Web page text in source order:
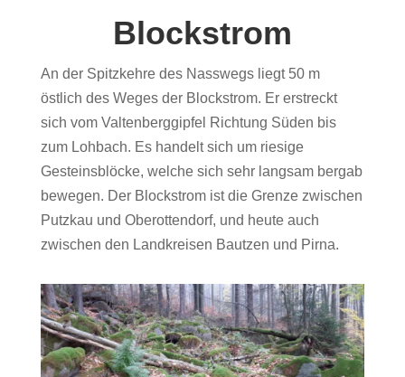
Blockstrom
An der Spitzkehre des Nasswegs liegt 50 m
östlich des Weges der Blockstrom. Er erstreckt
sich vom Valtenberggipfel Richtung Süden bis
zum Lohbach. Es handelt sich um riesige
Gesteinsblöcke, welche sich sehr langsam bergab
bewegen. Der Blockstrom ist die Grenze zwischen
Putzkau und Oberottendorf, und heute auch
zwischen den Landkreisen Bautzen und Pirna.